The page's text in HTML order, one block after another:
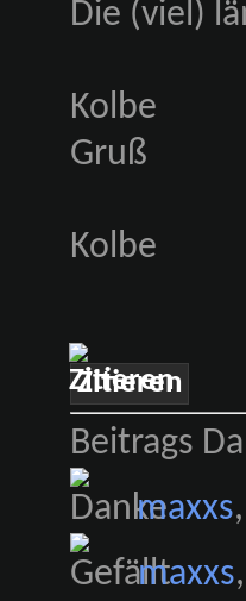
Die (viel)
Kolbe
Gruß
Kolbe
Zitieren
Beitrags
maxxs,
maxxs,